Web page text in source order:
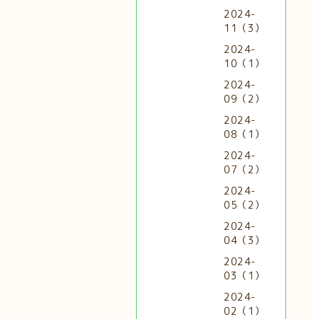
2024-
11（3）
2024-
10（1）
2024-
09（2）
2024-
08（1）
2024-
07（2）
2024-
05（2）
2024-
04（3）
2024-
03（1）
2024-
02（1）